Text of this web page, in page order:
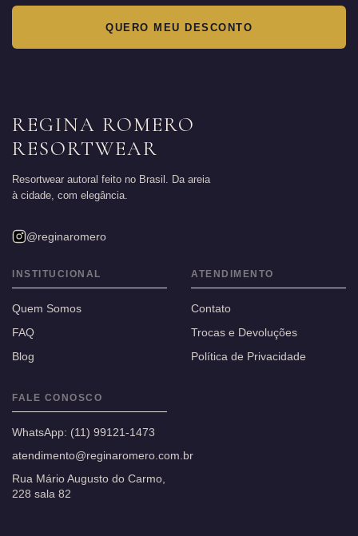
QUERO MEU DESCONTO
REGINA ROMERO
RESORTWEAR
Resortwear autoral feito no Brasil. Da areia
à cidade, com elegância.
@reginaromero
INSTITUCIONAL
Quem Somos
FAQ
Blog
ATENDIMENTO
Contato
Trocas e Devoluções
Política de Privacidade
FALE CONOSCO
WhatsApp: (11) 99121-1473
atendimento@reginaromero.com.br
Rua Mário Augusto do Carmo,
228 sala 82